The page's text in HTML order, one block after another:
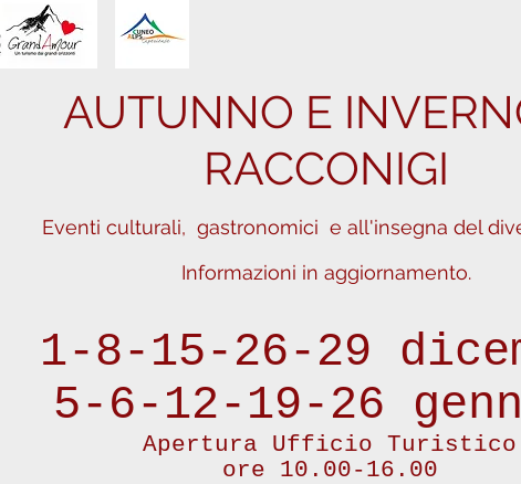
AUTUNNO E
RACCONIGI
Eventi culturali, gastronomici e all'insegna del
Informazioni in aggiornamento.
1-8-15-26-29
5-6-12-19-26
Apertura Ufficio Turistico
ore 10.00-16.00